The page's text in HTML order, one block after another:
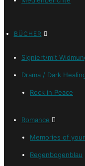
BÜCHER
Signiert/mit
Drama / Dark
Rock in Peace
Romance
Memories of
Regenbogenblau